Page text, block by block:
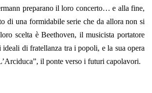
preparano il loro concerto… e alla fine,
di una formidabile serie che da allora non si
scelta è Beethoven, il musicista portatore
ideali di fratellanza tra i popoli, e la sua opera
il ponte verso i futuri capolavori.